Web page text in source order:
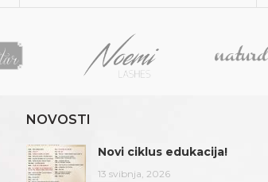
NOVOSTI
Novi ciklus edukacija!
13 svibnja, 2026